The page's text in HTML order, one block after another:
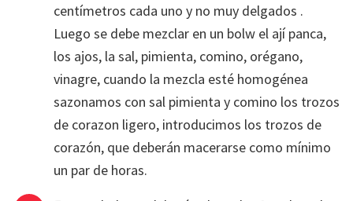
centímetros cada uno y no muy delgados .
Luego se debe mezclar en un bolw el ají panca,
los ajos, la sal, pimienta, comino, orégano,
vinagre, cuando la mezcla esté homogénea
sazonamos con sal pimienta y comino los trozos
de corazon ligero, introducimos los trozos de
corazón, que deberán macerarse como mínimo
un par de horas.